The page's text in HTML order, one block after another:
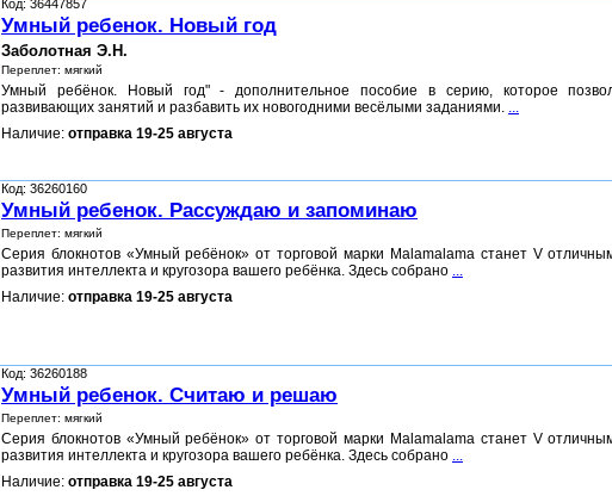
Код: 36447857
Умный ребенок. Новый год
Заболотная Э.Н.
Переплет: мягкий
Умный ребёнок. Новый год" - дополнительное пособие в серию, которое
развивающих занятий и разбавить их новогодними весёлыми заданиями. ...
Наличие: отправка 19-25 августа
Код: 36260160
Умный ребенок. Рассуждаю и запоминаю
Переплет: мягкий
Серия блокнотов «Умный ребёнок» от торговой марки Malamalama станет V
развития интеллекта и кругозора вашего ребёнка. Здесь собрано ...
Наличие: отправка 19-25 августа
Код: 36260188
Умный ребенок. Считаю и решаю
Переплет: мягкий
Серия блокнотов «Умный ребёнок» от торговой марки Malamalama станет V
развития интеллекта и кругозора вашего ребёнка. Здесь собрано ...
Наличие: отправка 19-25 августа